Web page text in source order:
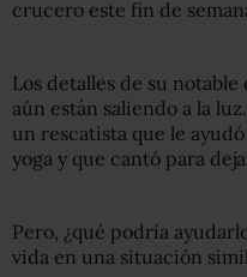
crucero este fin de
Los detalles de su
aún están saliendo a la
un rescatista que le
yoga y que cantó para
Pero, ¿qué podría
vida en una situación